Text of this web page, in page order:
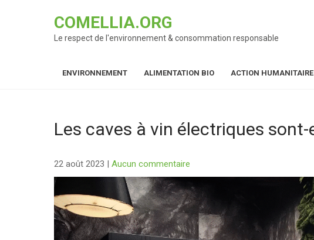
COMELLIA.ORG
Le respect de l'environnement & consommation responsable
ENVIRONNEMENT ALIMENTATION BIO ACTION HUMANITAIRE
Les caves à vin électriques
22 août 2023 | Aucun commentaire